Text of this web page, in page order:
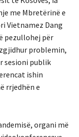
me Mbretërinë e
Vietnamez Dang
pezullohej për
problemin,
sesioni publik
ishin
rrjedhën e
organi më